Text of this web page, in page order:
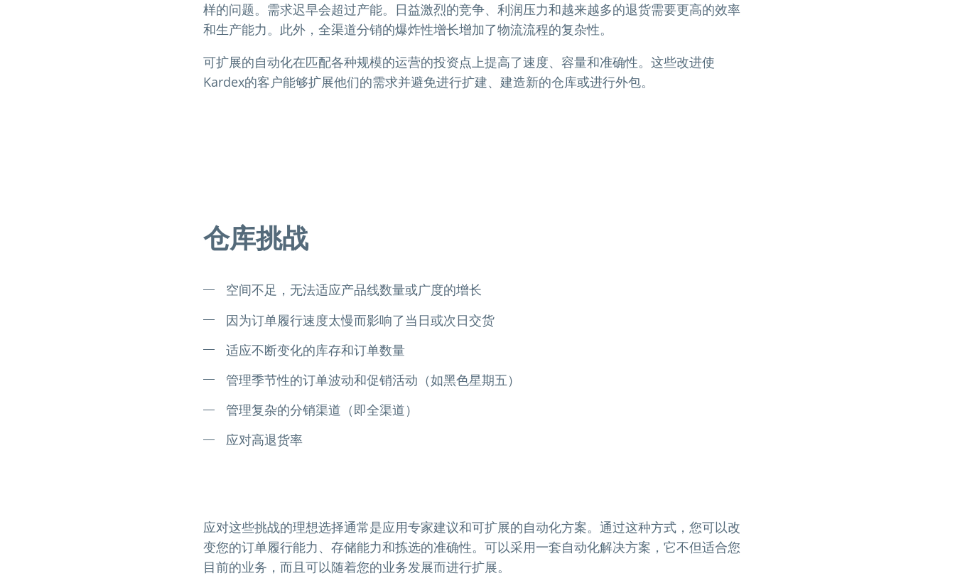
样的问题。需求迟早会超过产能。日益激烈的竞争、利润压力和越来越多的退货需要更高的效率
和生产能力。此外，全渠道分销的爆炸性增长增加了物流流程的复杂性。
可扩展的自动化在匹配各种规模的运营的投资点上提高了速度、容量和准确性。这些改进使
Kardex的客户能够扩展他们的需求并避免进行扩建、建造新的仓库或进行外包。
仓库挑战
空间不足，无法适应产品线数量或广度的增长
因为订单履行速度太慢而影响了当日或次日交货
适应不断变化的库存和订单数量
管理季节性的订单波动和促销活动（如黑色星期五）
管理复杂的分销渠道（即全渠道）
应对高退货率
应对这些挑战的理想选择通常是应用专家建议和可扩展的自动化方案。通过这种方式，您可以改
变您的订单履行能力、存储能力和拣选的准确性。可以采用一套自动化解决方案，它不但适合您
目前的业务，而且可以随着您的业务发展而进行扩展。